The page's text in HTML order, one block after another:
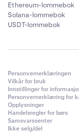
Ethereum-lommebok
Solana-lommebok
USDT-lommebok
Personvernerklæringen
Vilkår for bruk
Innstillinger for
Personvernerklæring for
Opplysninger
Handelsregler for børs
Samsvarssenter
Ikke selg/del